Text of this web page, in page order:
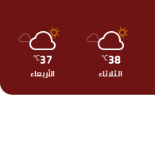
38
℃
الثلاثاء
37
℃
الأربعاء